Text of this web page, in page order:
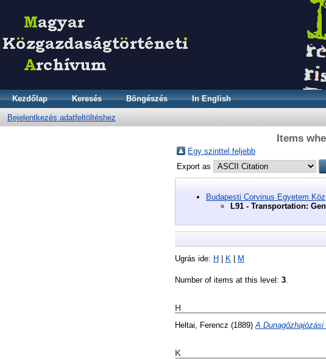
Kezdőlap Keresés Böngészés In English
Bejelentkezés adatfeltöltéshez
Items
Egy szinttel feljebb
Export as
Budapesti Corvinus Egyetem
L91 - Transportation:
Ugrás ide: H | K | M
Number of items at this level: 3
H
Heltai, Ferencz (1889)A
K